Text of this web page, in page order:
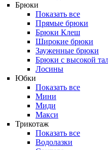
Брюки
Показать все
Прямые брюки
Брюки Клеш
Широкие брюки
Зауженные брюки
Брюки с высокой
Лосины
Юбки
Показать все
Мини
Миди
Макси
Трикотаж
Показать все
Водолазки